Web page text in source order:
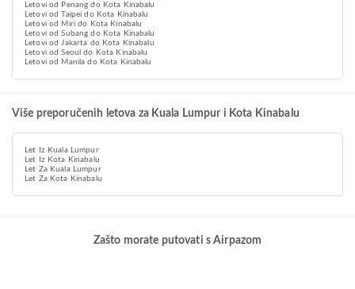
Letovi od Penang do Kota Kinabalu
Letovi od Taipei do Kota Kinabalu
Letovi od Miri do Kota Kinabalu
Letovi od Subang do Kota Kinabalu
Letovi od Jakarta do Kota Kinabalu
Letovi od Seoul do Kota Kinabalu
Letovi od Manila do Kota Kinabalu
Više preporučenih letova za Kuala Lumpur i Kota Kinabalu
Let Iz Kuala Lumpur
Let Iz Kota Kinabalu
Let Za Kuala Lumpur
Let Za Kota Kinabalu
Zašto morate putovati s Airpazom